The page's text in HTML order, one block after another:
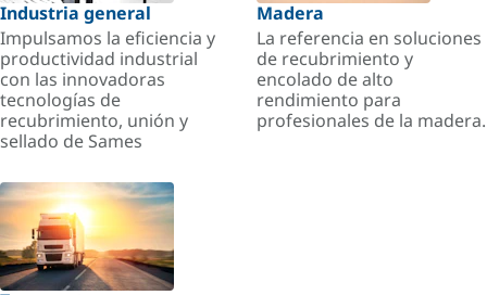
Industria general
Impulsamos la eficiencia y
productividad industrial
con las innovadoras
tecnologías de
recubrimiento, unión y
sellado de Sames
Madera
La referencia en soluciones
de recubrimiento y
encolado de alto
rendimiento para
profesionales de la madera.